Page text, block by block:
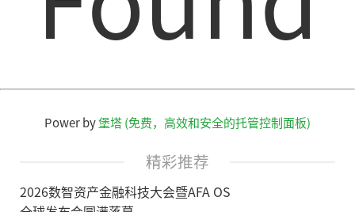
Power by堡塔 (免费，高效和安全的托管控制面板)
精彩推荐
2026数智资产金融科技大会暨AFA OS